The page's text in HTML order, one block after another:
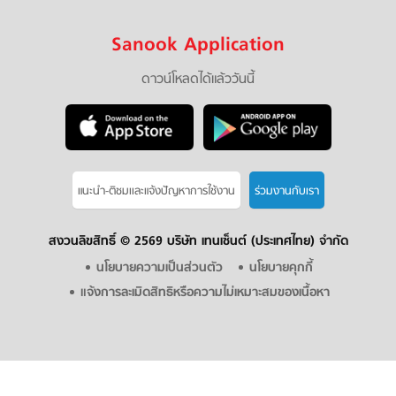
Sanook Application
ดาวน์โหลดได้แล้ววันนี้
แนะนำ-ติชมเเละแจ้งปัญหาการใช้งาน ร่วมงานกับเรา
สงวนลิขสิทธิ์ © 2569 บริษัท เทนเซ็นต์ (ประเทศไทย) จำกัด
นโยบายความเป็นส่วนตัว
นโยบายคุกกี้
แจ้งการละเมิดสิทธิหรือความไม่เหมาะสมของเนื้อหา